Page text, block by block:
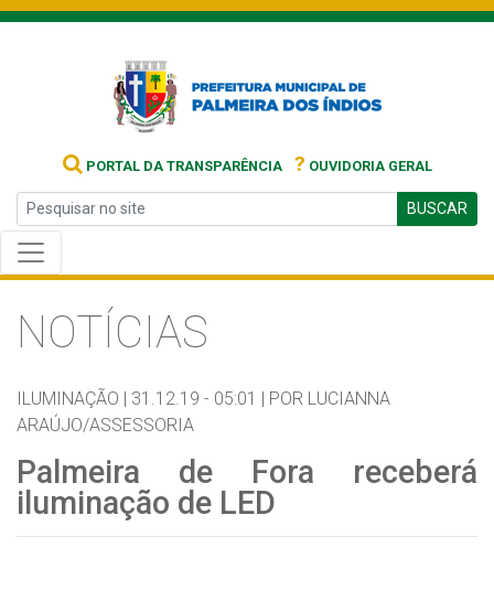
PORTAL DA TRANSPARÊNCIA ? OUVIDORIA GERAL
BUSCAR
NOTÍCIAS
ILUMINAÇÃO | 31.12.19 - 05:01 | POR LUCIANNA
ARAÚJO/ASSESSORIA
Palmeira de Fora receberá
iluminação de LED